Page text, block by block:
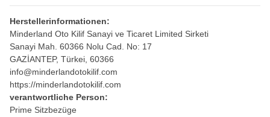
Herstellerinformationen:
Minderland Oto Kilif Sanayi ve Ticaret Limited Sirketi
Sanayi Mah. 60366 Nolu Cad. No: 17
GAZİANTEP, Türkei, 60366
info@minderlandotokilif.com
https://minderlandotokilif.com
verantwortliche Person:
Prime Sitzbezüge